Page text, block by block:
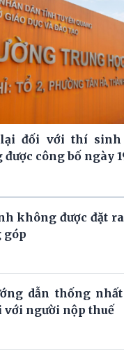
đối với thí sinh
được công bố ngày
không được đặt
góp
dẫn thống
với người nộp thuế